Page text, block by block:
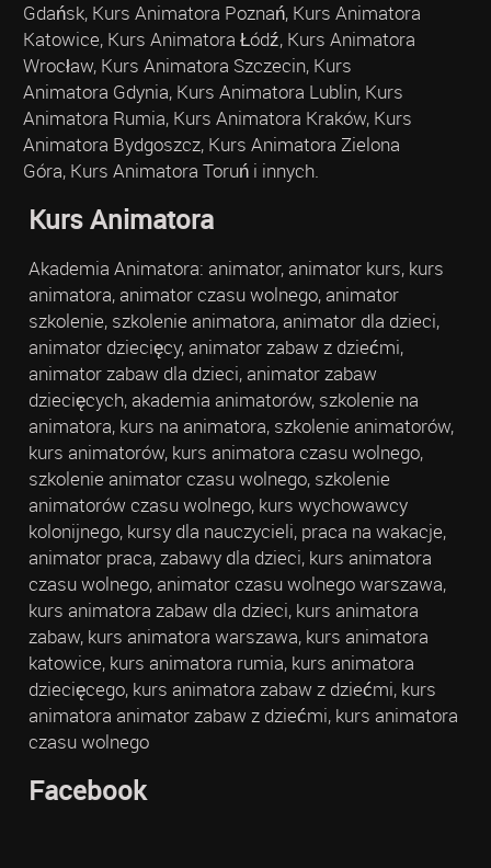
Gdańsk, Kurs Animatora Poznań, Kurs Animatora
Katowice, Kurs Animatora Łódź, Kurs Animatora
Wrocław, Kurs Animatora Szczecin, Kurs
Animatora Gdynia, Kurs Animatora Lublin, Kurs
Animatora Rumia, Kurs Animatora Kraków, Kurs
Animatora Bydgoszcz, Kurs Animatora Zielona
Góra, Kurs Animatora Toruń i innych.
Kurs Animatora
Akademia Animatora: animator, animator kurs, kurs
animatora, animator czasu wolnego, animator
szkolenie, szkolenie animatora, animator dla dzieci,
animator dziecięcy, animator zabaw z dziećmi,
animator zabaw dla dzieci, animator zabaw
dziecięcych, akademia animatorów, szkolenie na
animatora, kurs na animatora, szkolenie animatorów,
kurs animatorów, kurs animatora czasu wolnego,
szkolenie animator czasu wolnego, szkolenie
animatorów czasu wolnego, kurs wychowawcy
kolonijnego, kursy dla nauczycieli, praca na wakacje,
animator praca, zabawy dla dzieci, kurs animatora
czasu wolnego, animator czasu wolnego warszawa,
kurs animatora zabaw dla dzieci, kurs animatora
zabaw, kurs animatora warszawa, kurs animatora
katowice, kurs animatora rumia, kurs animatora
dziecięcego, kurs animatora zabaw z dziećmi, kurs
animatora animator zabaw z dziećmi, kurs animatora
czasu wolnego
Facebook